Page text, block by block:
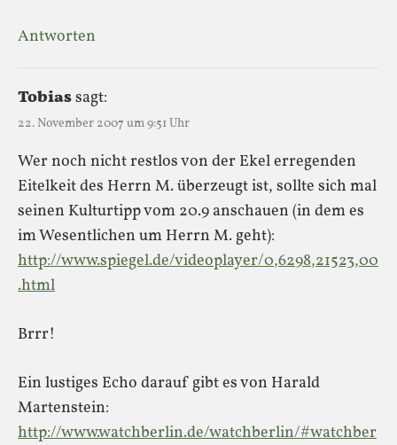
Antworten
Tobiassagt:
22. November 2007 um 9:51 Uhr
Wer noch nicht restlos von der Ekel erregenden
Eitelkeit des Herrn M. überzeugt ist, sollte sich mal
seinen Kulturtipp vom 20.9 anschauen (in dem es
im Wesentlichen um Herrn M. geht):
http://www.spiegel.de/videoplayer/0,6298,21523,00
.html
Brrr!
Ein lustiges Echo darauf gibt es von Harald
Martenstein:
http://www.watchberlin.de/watchberlin/#watchber